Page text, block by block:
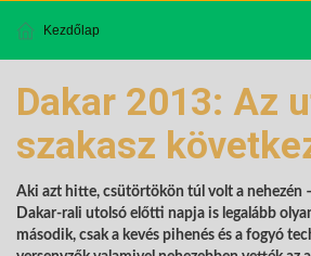
Kezdőlap
Dakar 2013: Az
szakasz
Aki azt hitte, csütörtökön túl volt a nehezén
Dakar-rali utolsó előtti napja is legalább
második, csak a kevés pihenés és a fogyó